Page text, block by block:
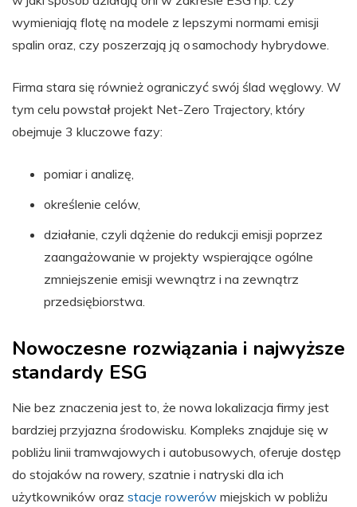
wymieniają flotę na modele z lepszymi normami emisji
spalin oraz, czy poszerzają ją o samochody hybrydowe.
Firma stara się również ograniczyć swój ślad węglowy. W
tym celu powstał projekt Net-Zero Trajectory, który
obejmuje 3 kluczowe fazy:
pomiar i analizę,
określenie celów,
działanie, czyli dążenie do redukcji emisji poprzez
zaangażowanie w projekty wspierające ogólne
zmniejszenie emisji wewnątrz i na zewnątrz
przedsiębiorstwa.
Nowoczesne rozwiązania i najwyższe
standardy ESG
Nie bez znaczenia jest to, że nowa lokalizacja firmy jest
bardziej przyjazna środowisku. Kompleks znajduje się w
pobliżu linii tramwajowych i autobusowych, oferuje dostęp
do stojaków na rowery, szatnie i natryski dla ich
użytkowników oraz stacje rowerów miejskich w pobliżu